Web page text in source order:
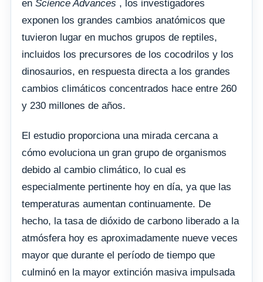
en Science Advances , los investigadores
exponen los grandes cambios anatómicos que
tuvieron lugar en muchos grupos de reptiles,
incluidos los precursores de los cocodrilos y los
dinosaurios, en respuesta directa a los grandes
cambios climáticos concentrados hace entre 260
y 230 millones de años.
El estudio proporciona una mirada cercana a
cómo evoluciona un gran grupo de organismos
debido al cambio climático, lo cual es
especialmente pertinente hoy en día, ya que las
temperaturas aumentan continuamente. De
hecho, la tasa de dióxido de carbono liberado a la
atmósfera hoy es aproximadamente nueve veces
mayor que durante el período de tiempo que
culminó en la mayor extinción masiva impulsada